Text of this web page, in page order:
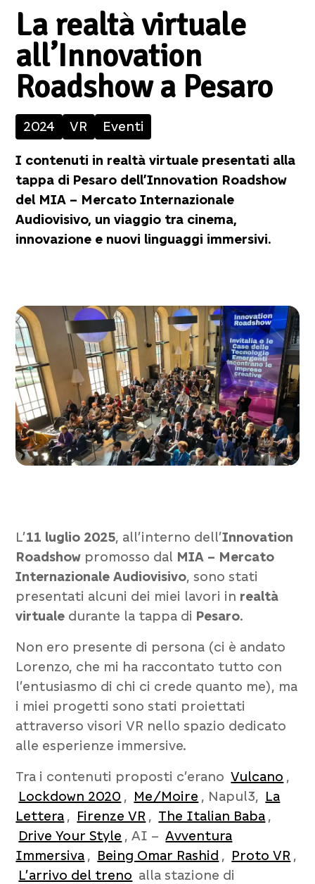
La realtà virtuale
all’Innovation
Roadshow a Pesaro
2024 VR Eventi
I contenuti in realtà virtuale presentati alla
tappa di Pesaro dell’Innovation Roadshow
del MIA – Mercato Internazionale
Audiovisivo, un viaggio tra cinema,
innovazione e nuovi linguaggi immersivi.
L’11 luglio 2025, all’interno dell’Innovation
Roadshow promosso dal MIA – Mercato
Internazionale Audiovisivo, sono stati
presentati alcuni dei miei lavori in realtà
virtuale durante la tappa di Pesaro.
Non ero presente di persona (ci è andato
Lorenzo, che mi ha raccontato tutto con
l’entusiasmo di chi ci crede quanto me), ma
i miei progetti sono stati proiettati
attraverso visori VR nello spazio dedicato
alle esperienze immersive.
Tra i contenuti proposti c’erano Vulcano ,
Lockdown 2020 , Me/Moire , Napul3, La
Lettera , Firenze VR , The Italian Baba ,
Drive Your Style , AI – Avventura
Immersiva , Being Omar Rashid , Proto VR ,
L’arrivo del treno alla stazione di